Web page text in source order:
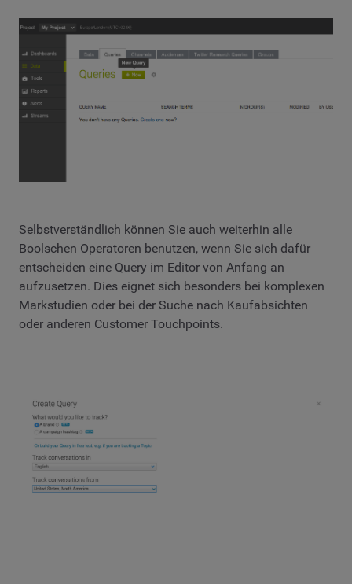
Selbstverständlich können Sie auch weiterhin alle
Boolschen Operatoren benutzen, wenn Sie sich dafür
entscheiden eine Query im Editor von Anfang an
aufzusetzen. Dies eignet sich besonders bei komplexen
Markstudien oder bei der Suche nach Kaufabsichten
oder anderen Customer Touchpoints.